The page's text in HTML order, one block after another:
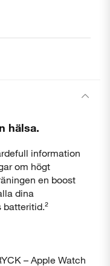
hälsa.
information
om högt
en boost
dina
– Apple Watch